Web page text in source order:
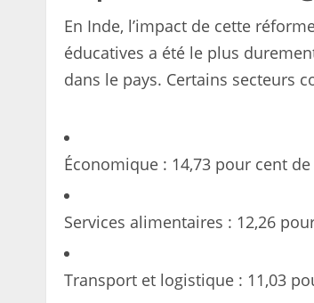
En Inde, l’impact de cette
éducatives a été le plus
dans le pays. Certains secteurs
Économique : 14,73 pour cent
Services alimentaires : 12,26
Transport et logistique : 11,03